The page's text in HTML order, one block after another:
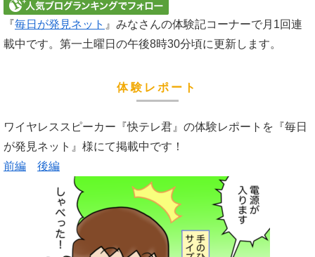
『毎日が発見ネット 』みなさんの体験記コーナーで月1回連
載中です。第一土曜日の午後8時30分頃に更新します。
体験レポート
ワイヤレススピーカー『快テレ君』の体験レポートを『毎日
が発見ネット』様にて掲載中です！
前編
後編